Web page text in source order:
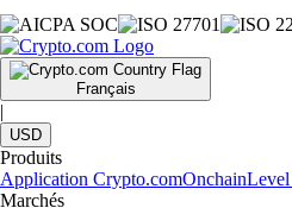
Français
|
USD
Produits
Application Crypto.comOnchain
Marchés